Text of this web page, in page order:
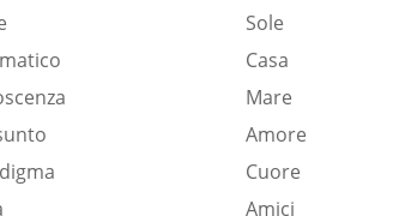
Sole
Casa
Mare
Amore
Cuore
Amici